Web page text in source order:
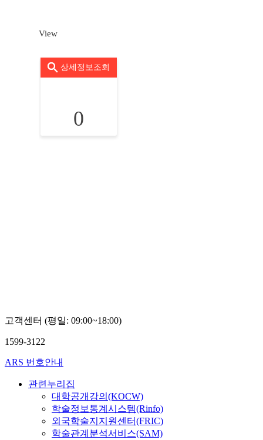
View
상세정보조회
0
고객센터 (평일: 09:00~18:00)
1599-3122
ARS 번호안내
관련누리집
대학공개강의(KOCW)
학술정보통계시스템(Rinfo)
외국학술지지원센터(FRIC)
학술관계분석서비스(SAM)